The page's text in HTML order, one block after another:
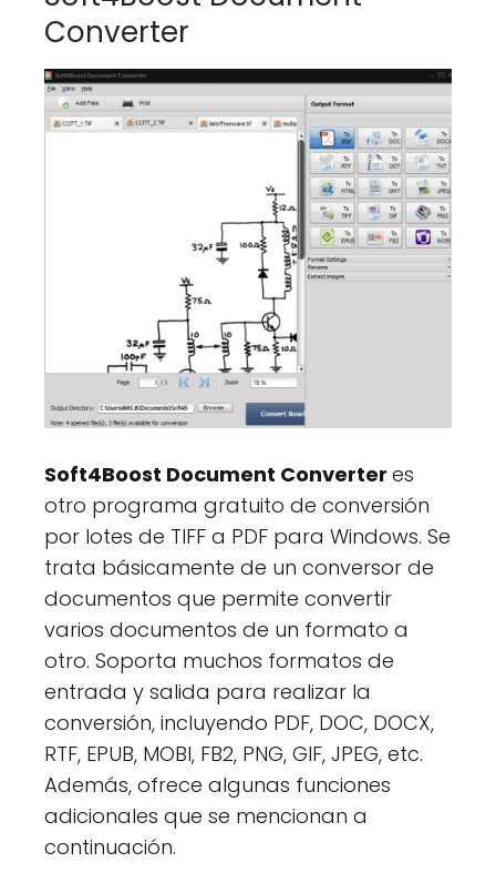
Converter
Soft4Boost Document Converter es
otro programa gratuito de conversión
por lotes de TIFF a PDF para Windows. Se
trata básicamente de un conversor de
documentos que permite convertir
varios documentos de un formato a
otro. Soporta muchos formatos de
entrada y salida para realizar la
conversión, incluyendo PDF, DOC, DOCX,
RTF, EPUB, MOBI, FB2, PNG, GIF, JPEG, etc.
Además, ofrece algunas funciones
adicionales que se mencionan a
continuación.